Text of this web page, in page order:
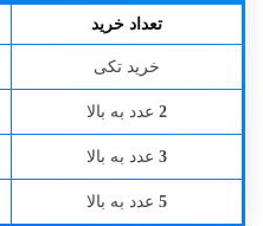
تعداد خرید
خرید تکی
2 عدد به بالا
3 عدد به بالا
5 عدد به بالا